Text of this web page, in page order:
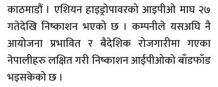
काठमाडौं । एशियन हाइड्रोपावरको आइपीओ माघ २७
गतेदेखि निष्काशन भएको छ । कम्पनीले यसअघि नै
आयोजना प्रभावित र बैदेशिक रोजगारीमा गएका
नेपालीहरु लक्षित गरी निष्काशन आईपीओको बाँडफाँड
भइसकेको छ ।